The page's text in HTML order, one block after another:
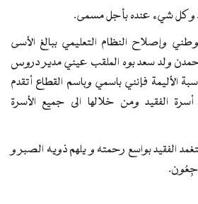
و كل شيء عنده بأجل مسمى.
وإصلاح النظام التعليمي ببالغ الأسى
ولد سعد بوه الملقب عيني مدير دروس
بهذه المناسبة الأليمة فإنني باسمي وباسم القطاع أتقدم
أسرة الفقيد ومن خلالها الى جميع الأسرة
الفقيد بواسع رحمته و يلهم ذويه الصبر و